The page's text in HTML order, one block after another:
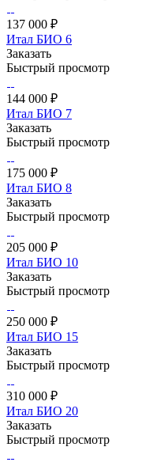
137 000 ₽
Итал БИО 6
Заказать
Быстрый просмотр
144 000 ₽
Итал БИО 7
Заказать
Быстрый просмотр
175 000 ₽
Итал БИО 8
Заказать
Быстрый просмотр
205 000 ₽
Итал БИО 10
Заказать
Быстрый просмотр
250 000 ₽
Итал БИО 15
Заказать
Быстрый просмотр
310 000 ₽
Итал БИО 20
Заказать
Быстрый просмотр